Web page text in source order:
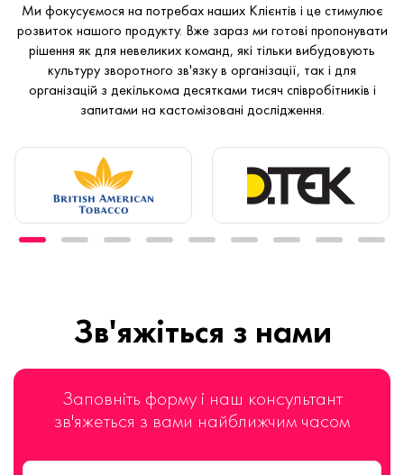
Ми фокусуємося на потребах наших Клієнтів і це стимулює
розвиток нашого продукту. Вже зараз ми готові пропонувати
рішення як для невеликих команд, які тільки вибудовують
культуру зворотного зв'язку в організації, так і для
організацій з декількома десятками тисяч співробітників і
запитами на кастомізовані дослідження.
Зв'яжіться з нами
Заповніть форму і наш консультант
зв'яжеться з вами найближчим часом